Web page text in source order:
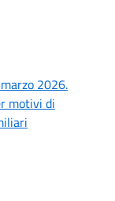
2026.
motivi di